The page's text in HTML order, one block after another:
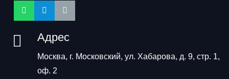
Адрес
Москва, г. Московский, ул. Хабарова, д. 9, стр. 1,
оф. 2